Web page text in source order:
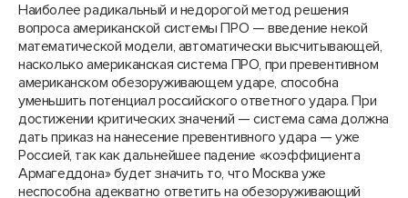
Наиболее радикальный и недорогой метод решения
вопроса американской системы ПРО — введение некой
математической модели, автоматически высчитывающей,
насколько американская система ПРО, при превентивном
американском обезоруживающем ударе, способна
уменьшить потенциал российского ответного удара. При
достижении критических значений — система сама должна
дать приказ на нанесение превентивного удара — уже
Россией, так как дальнейшее падение «коэффициента
Армагеддона» будет значить то, что Москва уже
неспособна адекватно ответить на обезоруживающий